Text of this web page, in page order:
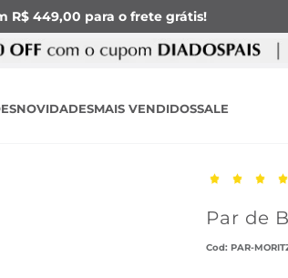
R$ 449,00 para o frete grátis!
NOVIDADESMAIS VENDIDOSSALE
Par de
:PAR-